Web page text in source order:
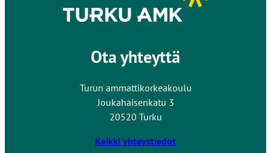
Ota yhteyttä
Turun ammattikorkeakoulu
Joukahaisenkatu 3
20520 Turku
Kaikki yhteystiedot